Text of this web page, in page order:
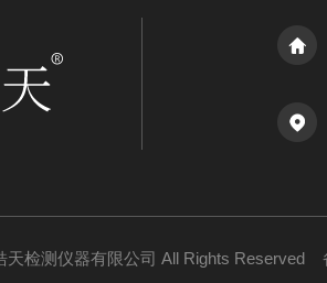
天检测仪器有限公司 All Rights Reserved